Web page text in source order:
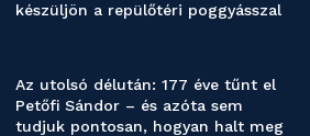
készüljön a repülőtéri poggyásszal
Az utolsó délután: 177 éve tűnt el
Petőfi Sándor – és azóta sem
tudjuk pontosan, hogyan halt meg